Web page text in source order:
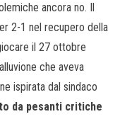
ancora no. Il
2-1 nel recupero della
il 27 ottobre
che aveva
ispirata dal sindaco
da pesanti critiche